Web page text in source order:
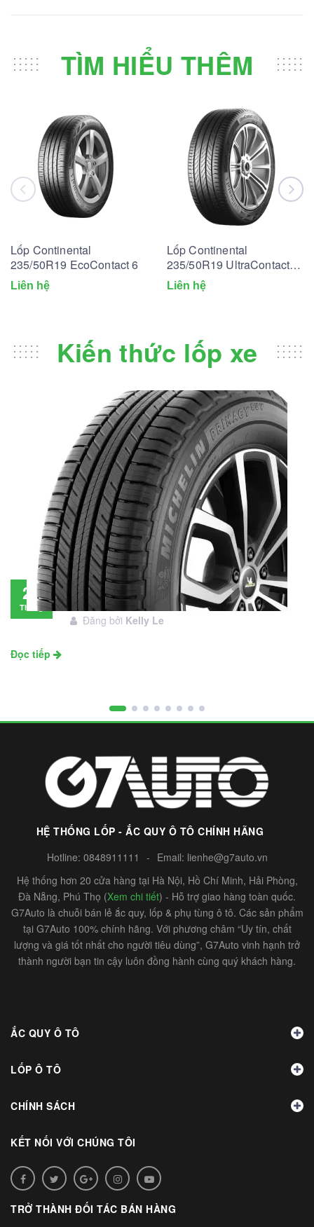
TÌM HIỂU THÊM
Lốp Continental
235/50R19 EcoContact 6
Liên hệ
Lốp Continental
235/50R19 UltraContact
UC6
Liên hệ
Kiến thức lốp xe
28
Tháng
Đánh giá lốp Michelin Primacy SUV: Đáng
đầu tư không?
Đăng bởi Kelly Le
Đọc tiếp
HỆ THỐNG LỐP - ẮC QUY Ô TÔ CHÍNH HÃNG
Hotline: 0848911111 - Email: lienhe@g7auto.vn
Hệ thống hơn 20 cửa hàng tại Hà Nội, Hồ Chí Minh, Hải Phòng,
Đà Nẵng, Phú Thọ (Xem chi tiết) - Hỗ trợ giao hàng toàn quốc.
G7Auto là chuỗi bán lẻ ắc quy, lốp & phụ tùng ô tô. Các sản phẩm
tại G7Auto 100% chính hãng. Với phương châm “Uy tín, chất
lượng và giá tốt nhất cho người tiêu dùng”, G7Auto vinh hạnh trở
thành người bạn tin cậy luôn đồng hành cùng quý khách hàng.
ẮC QUY Ô TÔ
LỐP Ô TÔ
CHÍNH SÁCH
KẾT NỐI VỚI CHÚNG TÔI
TRỞ THÀNH ĐỐI TÁC BÁN HÀNG